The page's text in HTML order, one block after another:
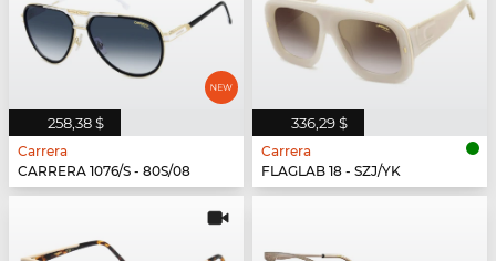
258,38 $
Carrera
CARRERA 1076/S - 80S/08
336,29 $
Carrera
FLAGLAB 18 - SZJ/YK